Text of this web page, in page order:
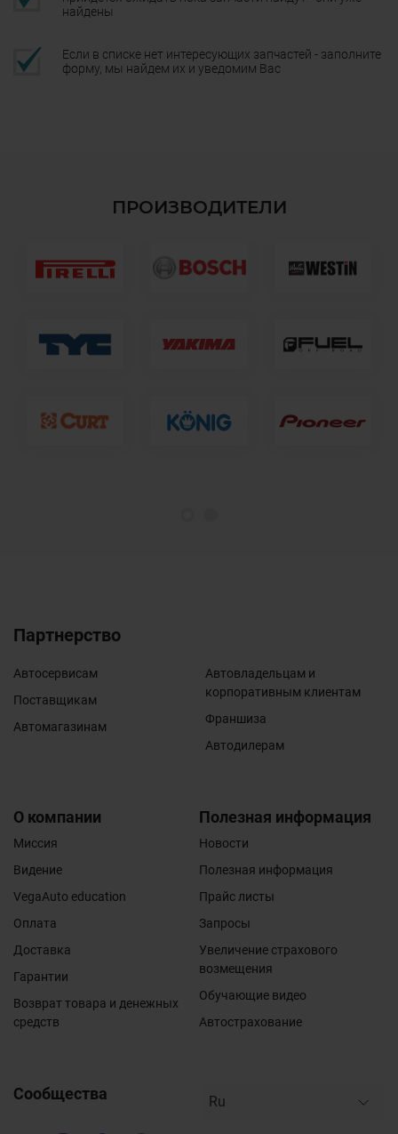
найдены
Если в списке нет интересующих запчастей - заполните
форму, мы найдем их и уведомим Вас
ПРОИЗВОДИТЕЛИ
Партнерство
Автосервисам
Поставщикам
Автомагазинам
Автовладельцам и
корпоративным клиентам
Франшиза
Автодилерам
О компании
Миссия
Видение
VegaAuto education
Оплата
Доставка
Гарантии
Возврат товара и денежных
средств
Полезная информация
Новости
Полезная информация
Прайс листы
Запросы
Увеличение страхового
возмещения
Обучающие видео
Автострахование
Сообщества